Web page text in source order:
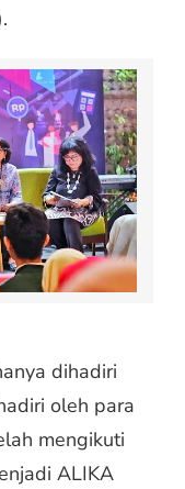
dihadiri
oleh para
mengikuti
ALIKA